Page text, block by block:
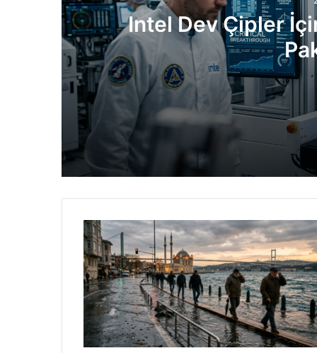
Intel Dev Çipler
2 gün önce
Intel Dev Çipler İçin Kritik Engeli Aştı:
Yeni Nesil Opel Corsa 2027’de
2 gün önce
Samsung Katlanabilir Telefonlar